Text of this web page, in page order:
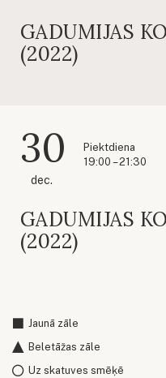
GADUMIJAS
(2022)
30
dec.
Piektdiena
19:00 – 21:30
GADUMIJAS
(2022)
Jaunā zāle
Beletāžas zāle
Uz skatuves smēķē